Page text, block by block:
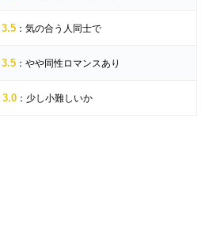
3.5：気の合う人同士で
3.5：やや同性ロマンスあり
3.0：少し小難しいか